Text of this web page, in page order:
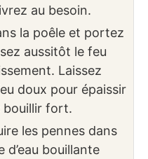
au besoin.
la poêle et portez
aussitôt le feu
Laissez
doux pour épaissir
bouillir fort.
les pennes dans
d’eau bouillante